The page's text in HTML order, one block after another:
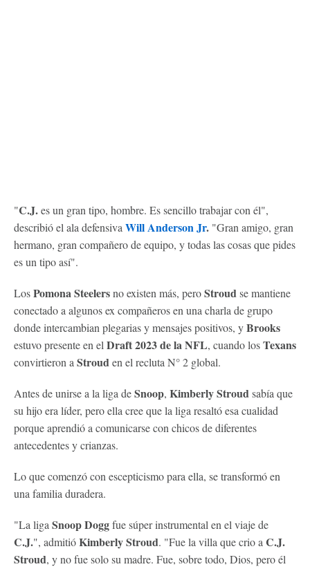
"C.J.es un gran tipo, hombre. Es sencillo trabajar con él",
describió el ala defensiva Will Anderson Jr. "Gran amigo, gran
hermano, gran compañero de equipo, y todas las cosas que pides
es un tipo así".
LosPomona Steelersno existen más, peroStroud se mantiene
conectado a algunos ex compañeros en una charla de grupo
donde intercambian plegarias y mensajes positivos, yBrooks
estuvo presente en el Draft 2023 de la NFL, cuando losTexans
convirtieron a Stroud en el recluta N° 2 global.
Antes de unirse a la liga deSnoop, KimberlyStroud sabía que
su hijo era líder, pero ella cree que la liga resaltó esa cualidad
porque aprendió a comunicarse con chicos de diferentes
antecedentes y crianzas.
Lo que comenzó con escepticismo para ella, se transformó en
una familia duradera.
"La liga SnoopDoggfue súper instrumental en el viaje de
C.J.", admitióKimberlyStroud. "Fue la villa que crio a C.J.
Stroud, y no fue solo su madre. Fue, sobre todo, Dios, pero él